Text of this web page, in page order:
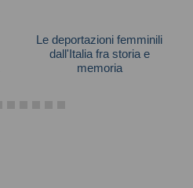
Le deportazioni femminili
dall'Italia fra storia e
memoria